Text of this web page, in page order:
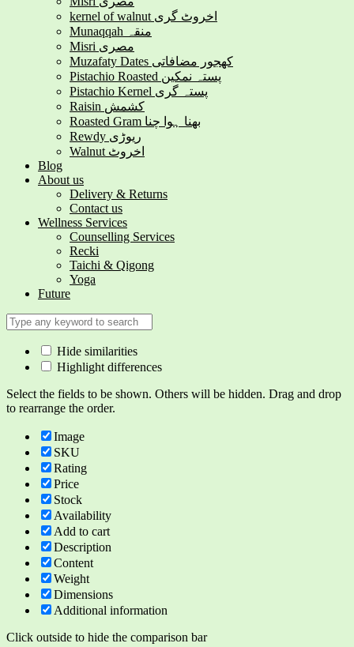
kernel of walnut اخروٹ گری
Munaqqah منقہ
Misri مصری
Muzafaty Dates کھجور مضافاتی
Pistachio Roasted پستہ نمکین
Pistachio Kernel پستہ گری
Raisin کشمش
Roasted Gram بھنا ہوا چنا
Rewdy ریوڑی
Walnut اخروٹ
Blog
About us
Delivery & Returns
Contact us
Wellness Services
Counselling Services
Recki
Taichi & Qigong
Yoga
Future
Hide similarities
Highlight differences
Select the fields to be shown. Others will be hidden. Drag and drop
to rearrange the order.
Image
SKU
Rating
Price
Stock
Availability
Add to cart
Description
Content
Weight
Dimensions
Additional information
Click outside to hide the comparison bar